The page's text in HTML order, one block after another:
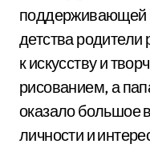
поддерживающей
детства
к искусству и
рисованием, а
оказало большое
личности и